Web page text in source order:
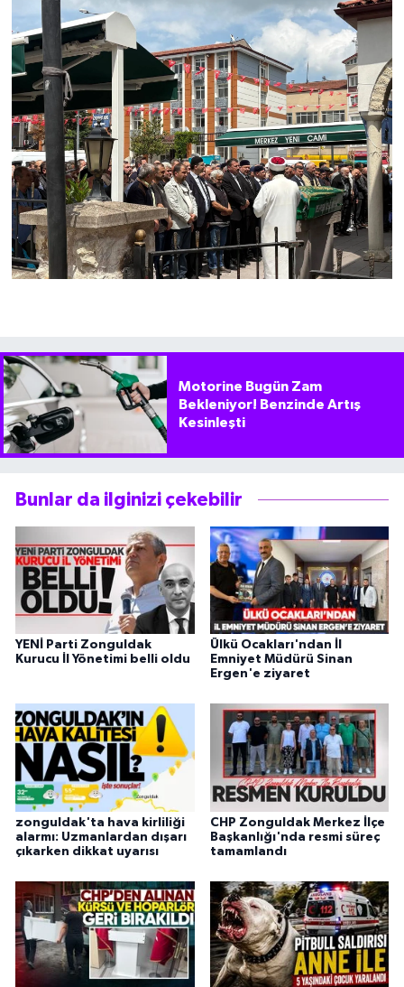
Motorine Bugün Zam
Bekleniyor! Benzinde Artış
Kesinleşti
Bunlar da ilginizi çekebilir
YENİ Parti Zonguldak
Kurucu İl Yönetimi belli oldu
Ülkü Ocakları'ndan İl
Emniyet Müdürü Sinan
Ergen'e ziyaret
zonguldak'ta hava kirliliği
alarmı: Uzmanlardan dışarı
çıkarken dikkat uyarısı
CHP Zonguldak Merkez İlçe
Başkanlığı'nda resmi süreç
tamamlandı